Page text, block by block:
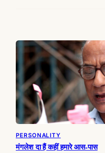
PERSONALITY
मंगलेश दा हैं कहीं हमारे आस-पास